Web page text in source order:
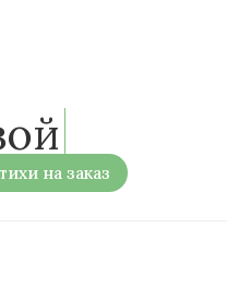
на заказ